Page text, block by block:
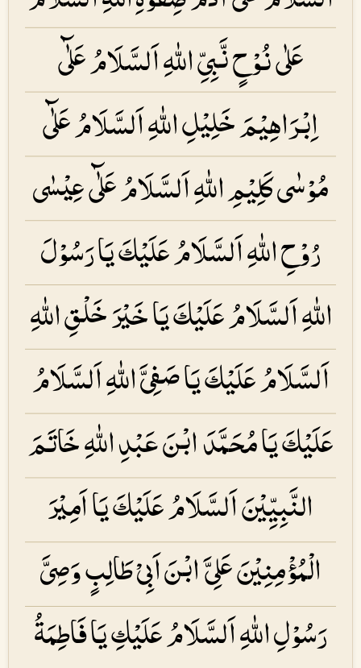
عَلٰی نُوْحٍ نَّبِیِّ اللهِ اَلسَّلَامُ عَلٰٓی
اِبْرَاهِیْمَ خَلِیْلِ اللهِ اَلسَّلَامُ عَلٰٓی
مُوْسٰی كَلِیْمِ اللهِ اَلسَّلَامُ عَلٰٓی عِیْسٰی
رُوْحِ اللهِ اَلسَّلَامُ عَلَیْكَ یَا رَسُوْلَ
اللهِ اَلسَّلَامُ عَلَیْكَ یَا خَیْرَ خَلْقِ اللهِ
اَلسَّلَامُ عَلَیْكَ یَا صَفِیَّ اللهِ اَلسَّلَامُ
عَلَیْكَ یَا مُحَمَّدَ ابْنَ عَبْدِ اللهِ خَاتَمَ
النَّبِیِّیْنَ اَلسَّلَامُ عَلَیْكَ یَا اَمِیْرَ
الْمُؤْمِنِیْنَ عَلِیَّ ابْنَ اَبِیْ طَالِبٍ وَصِیَّ
رَسُوْلِ اللهِ اَلسَّلَامُ عَلَیْكِ یَا فَاطِمَۃُ